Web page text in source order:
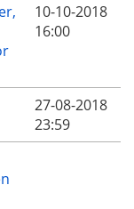
10-10-2018
16:00
27-08-2018
23:59